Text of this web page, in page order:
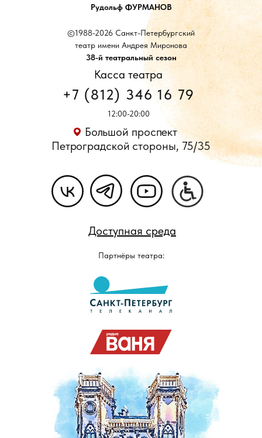
12:00-20:00
+7 (812) 346 16 79
©1988-2026 Санкт-Петербургский
театр имени Андрея Миронова
38-й театральный сезон
Рудольф ФУРМАНОВ
Большой проспект
Петроградской стороны, 75/35
Партнёры театра:
Касса театра
Доступная среда